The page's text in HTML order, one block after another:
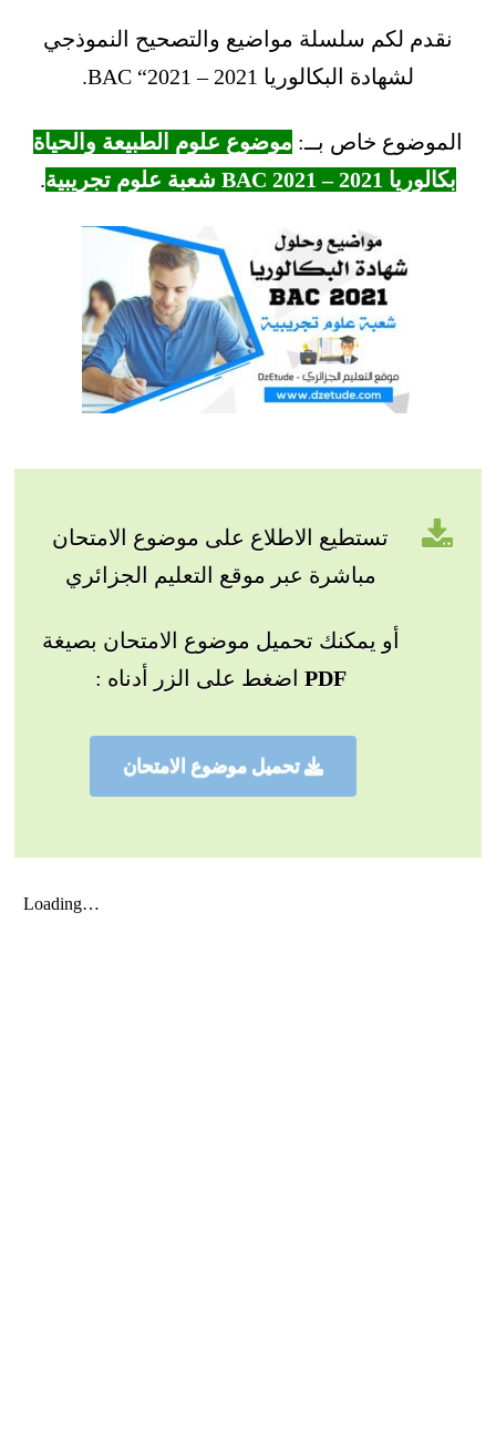
نقدم لكم سلسلة مواضيع والتصحيح النموذجي
لشهادة البكالوريا 2021 – BAC “2021.
الموضوع خاص بــ: موضوع علوم الطبيعة والحياة
بكالوريا 2021 – BAC 2021 شعبة علوم تجريبية
.
تستطيع الاطلاع على موضوع الامتحان
مباشرة عبر موقع التعليم الجزائري
أو يمكنك تحميل موضوع الامتحان بصيغة
PDF اضغط على الزر أدناه :
تحميل موضوع الامتحان